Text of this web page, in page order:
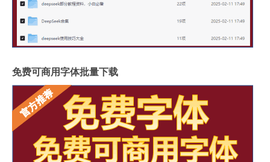
免费可商用字体批量下载